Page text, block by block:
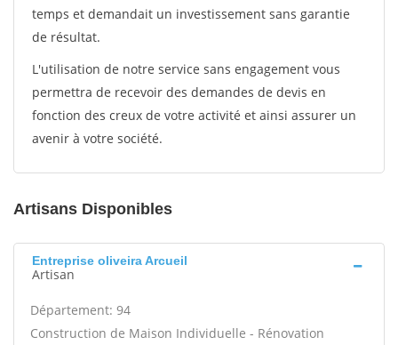
temps et demandait un investissement sans garantie
de résultat.
L'utilisation de notre service sans engagement vous
permettra de recevoir des demandes de devis en
fonction des creux de votre activité et ainsi assurer un
avenir à votre société.
Artisans Disponibles
Entreprise oliveira Arcueil
Artisan
Département: 94
Construction de Maison Individuelle - Rénovation